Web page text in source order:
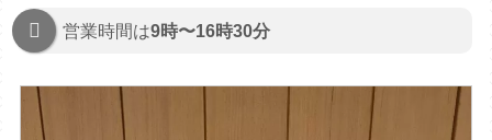
営業時間は9時〜16時30分